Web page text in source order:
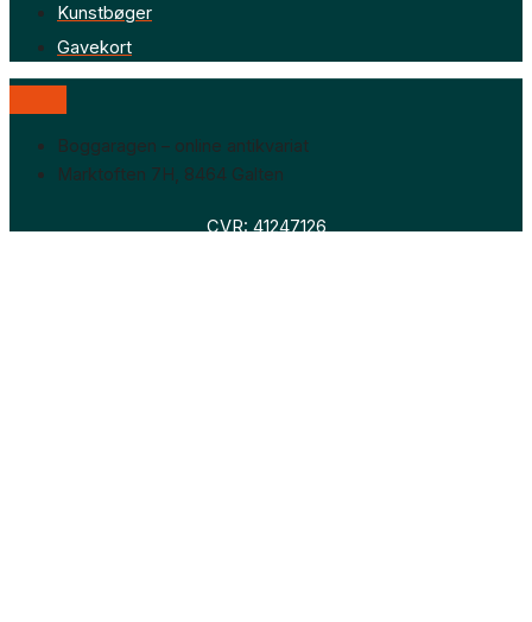
Kunstbøger
Gavekort
Boggaragen – online antikvariat
Marktoften 7H, 8464 Galten
CVR: 41247126